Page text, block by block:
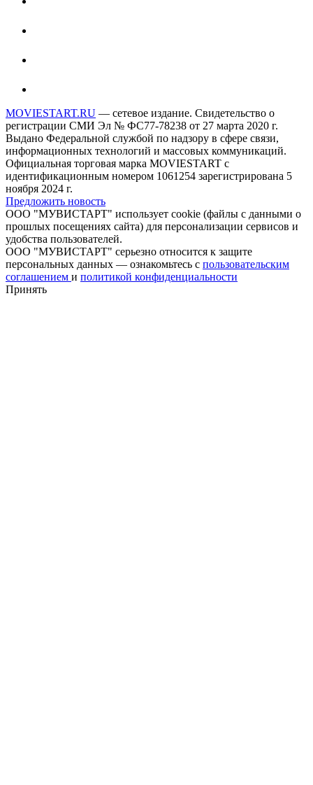
MOVIESTART.RU — сетевое издание. Свидетельство о
регистрации СМИ Эл № ФС77-78238 от 27 марта 2020 г.
Выдано Федеральной службой по надзору в сфере связи,
информационных технологий и массовых коммуникаций.
Официальная торговая марка MOVIESTART с
идентификационным номером 1061254 зарегистрирована 5
ноября 2024 г.
Предложить новость
ООО "МУВИСТАРТ" использует cookie (файлы с данными о
прошлых посещениях сайта) для персонализации сервисов и
удобства пользователей.
ООО "МУВИСТАРТ" серьезно относится к защите
персональных данных — ознакомьтесь с пользовательским
соглашением и политикой конфиденциальности
Принять